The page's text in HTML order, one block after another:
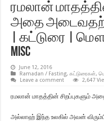
ரமலான்
அதை
| கட்டுரை |
MISC
June 12, 2016
Ramadan / Fasting,கட்டுரைகள்,
Leave a comment
2,647
ரமலான் மாதத்தின் சிறப்புகளும்
அல்லாஹ் இந்த உலகில் அவன்